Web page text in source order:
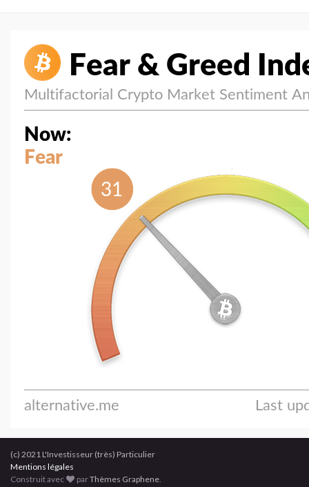
(c) 2021 L'Investisseur (très) Particulier
Mentions légales
Construit avec
parThèmes Graphene